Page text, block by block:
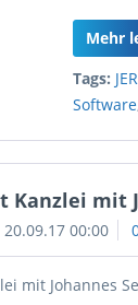
Mehr
Tags:
Software
Kanzlei mit
20.09.17 00:00
mit Johannes